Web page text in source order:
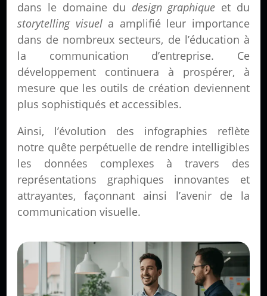
dans le domaine du design graphique et du
storytelling visuela amplifié leur importance
dans de nombreux secteurs, de l’éducation à
la communication d’entreprise. Ce
développement continuera à prospérer, à
mesure que les outils de création deviennent
plus sophistiqués et accessibles.
Ainsi, l’évolution des infographies reflète
notre quête perpétuelle de rendre intelligibles
les données complexes à travers des
représentations graphiques innovantes et
attrayantes, façonnant ainsi l’avenir de la
communication visuelle.